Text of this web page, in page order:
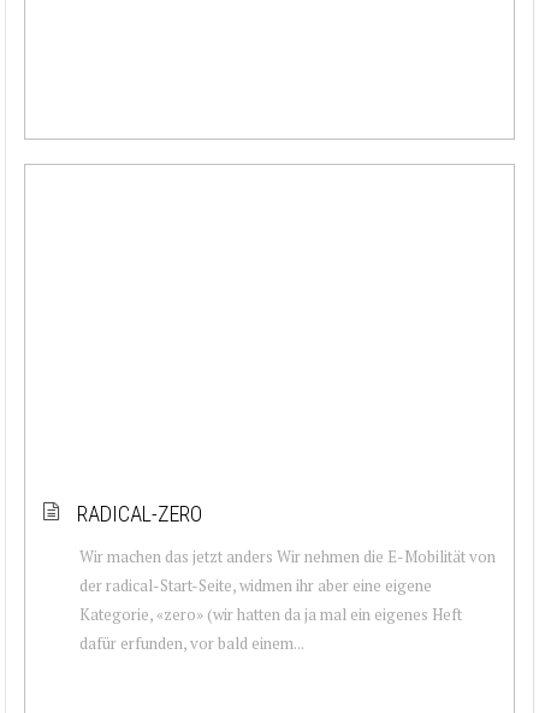
RADICAL-ZERO
Wir machen das jetzt anders Wir nehmen die E-Mobilität von
der radical-Start-Seite, widmen ihr aber eine eigene
Kategorie, «zero» (wir hatten da ja mal ein eigenes Heft
dafür erfunden, vor bald einem...